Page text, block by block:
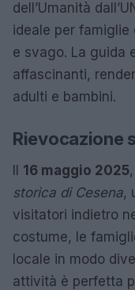
dell’Umanità
ideale per
e svago. La guida
affascinanti,
adulti e bambini.
Rievocazione
Il 16 maggio 2025
storica di Cesena,
visitatori indietro
costume, le
locale in modo
attività è perfetta